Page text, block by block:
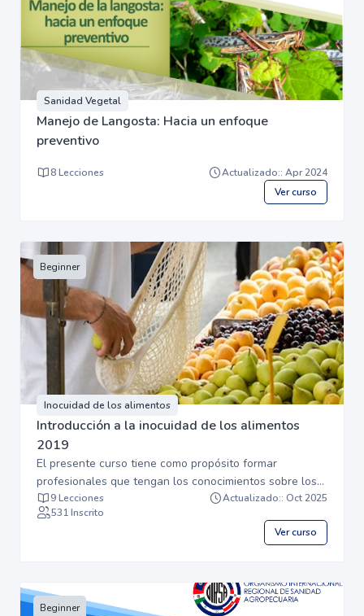
Sanidad Vegetal
Manejo de Langosta: Hacia un enfoque
preventivo
8 Lecciones
Actualizado:: Apr 2024
Ver curso
Beginner
Inocuidad de los alimentos
Introducción a la inocuidad de los alimentos
2019
El presente curso tiene como propósito formar
profesionales que tengan los conocimientos sobre los
conceptos básicos y uniformizados, relacionados con la
inocuidad de los alimentos, de manera que se les
facilite la comprensión e integración de los conceptos y
desde la producción primaria al consumidor. Image
Designed by Freepik
9 Lecciones
Actualizado:: Oct 2025
531 Inscrito
Ver curso
Beginner